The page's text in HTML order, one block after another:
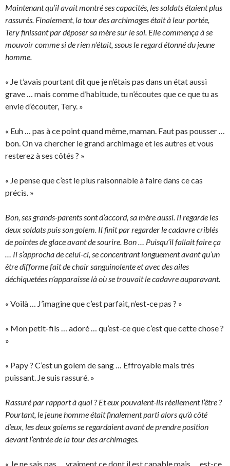
Maintenant qu’il avait montré ses capacités, les soldats étaient plus
rassurés. Finalement, la tour des archimages était à leur portée,
Tery finissant par déposer sa mère sur le sol. Elle commença à se
mouvoir comme si de rien n’était, ssous le regard étonné du jeune
homme.
« Je t’avais pourtant dit que je n’étais pas dans un état aussi
grave … mais comme d’habitude, tu n’écoutes que ce que tu as
envie d’écouter, Tery. »
« Euh … pas à ce point quand même, maman. Faut pas pousser …
bon. On va chercher le grand archimage et les autres et vous
resterez à ses côtés ? »
« Je pense que c’est le plus raisonnable à faire dans ce cas
précis. »
Bon, ses grands-parents sont d’accord, sa mère aussi. Il regarde les
deux soldats puis son golem. Il finit par regarder le cadavre criblés
de pointes de glace avant de sourire. Bon … Puisqu’il fallait faire ça
… Il s’approcha de celui-ci, se concentrant longuement avant qu’un
être difforme fait de chair sanguinolente et avec des ailes
déchiquetées n’apparaisse là où se trouvait le cadavre auparavant.
« Voilà … J’imagine que c’est parfait, n’est-ce pas ? »
« Mon petit-fils … adoré … qu’est-ce que c’est que cette chose ?
»
« Papy ? C’est un golem de sang … Effroyable mais très
puissant. Je suis rassuré. »
Rassuré par rapport à quoi ? Et eux pouvaient-ils réellement l’être ?
Pourtant, le jeune homme était finalement parti alors qu’à côté
d’eux, les deux golems se regardaient avant de prendre position
devant l’entrée de la tour des archimages.
« Je ne sais pas … vraiment ce dont il est capable mais … est-ce